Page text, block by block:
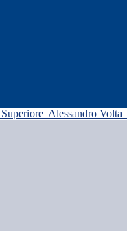
Alessandro Volta